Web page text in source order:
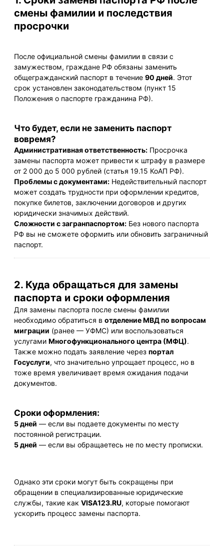
смены фамилии и последствия
просрочки
После официальной смены фамилии в связи с
замужеством, граждане РФ обязаны заменить
общегражданский паспорт в течение 90 дней. Этот
срок установлен законодательством (пункт 15
Положения о паспорте гражданина РФ).
Что будет, если не заменить паспорт
вовремя?
Административная ответственность: Просрочка
замены паспорта может привести к штрафу в размере
от 2 000 до 5 000 рублей (статья 19.15 КоАП РФ).
Проблемы с документами: Недействительный паспорт
может создать трудности при оформлении кредитов,
покупке билетов, заключении договоров и других
юридически значимых действий.
Сложности с загранпаспортом: Без нового паспорта
РФ вы не сможете оформить или обновить заграничный
паспорт.
2. Куда обращаться для замены
паспорта и сроки оформления
Для замены паспорта после смены фамилии
необходимо обратиться в отделение МВД по вопросам
миграции (ранее — УФМС) или воспользоваться
услугами Многофункционального центра (МФЦ).
Также можно подать заявление через портал
Госуслуги, что значительно упрощает процесс, но в
тоже время увеличивает время ожидания подачи
документов.
Сроки оформления:
5 дней — если вы подаете документы по месту
постоянной регистрации.
5 дней — если вы обращаетесь не по месту прописки.
Однако эти сроки могут быть сокращены при
обращении в специализированные юридические
службы, такие как VISA123.RU, которые помогают
ускорить процесс замены паспорта.